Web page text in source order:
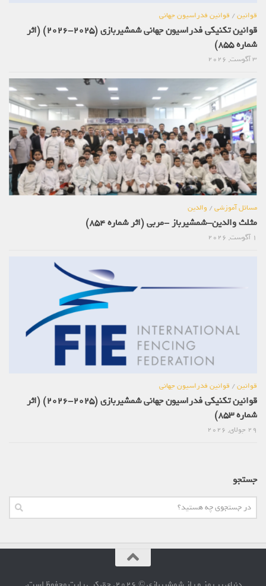
قوانین/ قوانین فدراسیون جهانی
قوانین تکنیکی فدراسیون جهانی شمشیربازی (2025-2026) (اثر
شماره 855)
3 آگوست, 2026
مسائل آموزشی/ والدین
مثلث والدین-شمشیرباز -مربی (اثر شماره 854)
1 آگوست, 2026
قوانین/ قوانین فدراسیون جهانی
قوانین تکنیکی فدراسیون جهانی شمشیربازی (2025-2026) (اثر
شماره 853)
29 جولای, 2026
جستجو